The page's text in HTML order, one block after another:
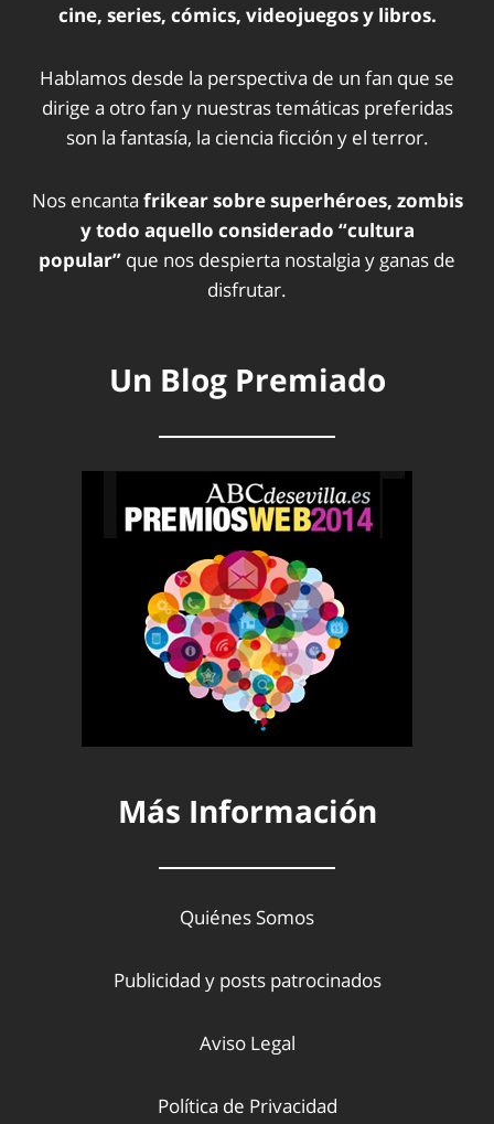
cine, series, cómics, videojuegos y libros.
Hablamos desde la perspectiva de un fan que se
dirige a otro fan y nuestras temáticas preferidas
son la fantasía, la ciencia ficción y el terror.
Nos encanta frikear sobre superhéroes, zombis
y todo aquello considerado “cultura
popular” que nos despierta nostalgia y ganas de
disfrutar.
Un Blog Premiado
Más Información
Quiénes Somos
Publicidad y posts patrocinados
Aviso Legal
Política de Privacidad